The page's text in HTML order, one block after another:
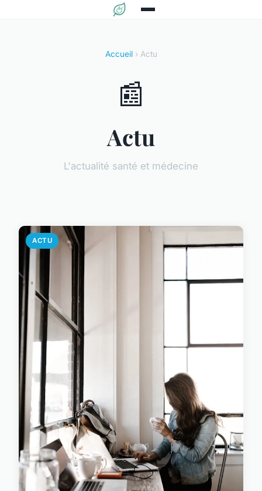
Accueil› Actu
📰
Actu
L'actualité santé et médecine
ACTU